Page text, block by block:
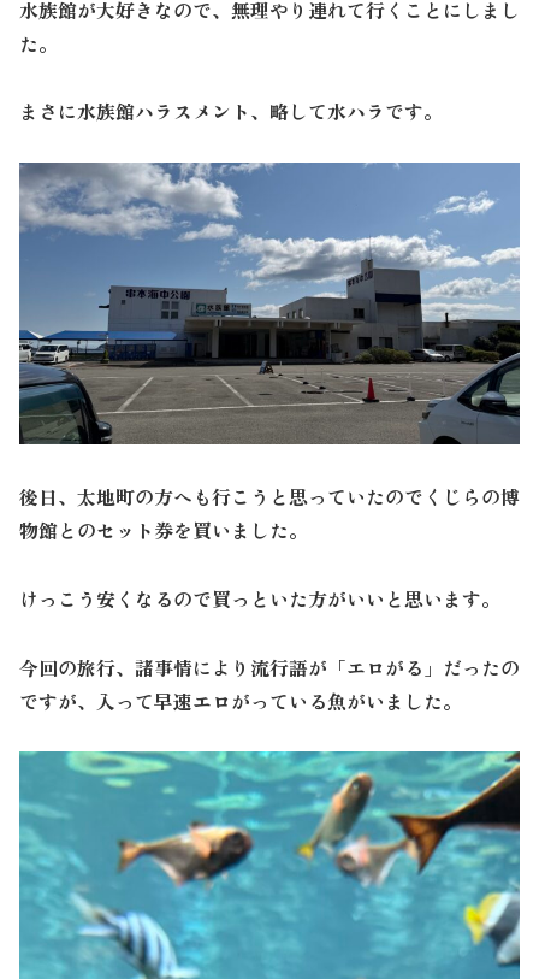
水族館が大好きなので、無理やり連れて行くことにしまし
た。
まさに水族館ハラスメント、略して水ハラです。
後日、太地町の方へも行こうと思っていたのでくじらの博
物館とのセット券を買いました。
けっこう安くなるので買っといた方がいいと思います。
今回の旅行、諸事情により流行語が「エロがる」だったの
ですが、入って早速エロがっている魚がいました。